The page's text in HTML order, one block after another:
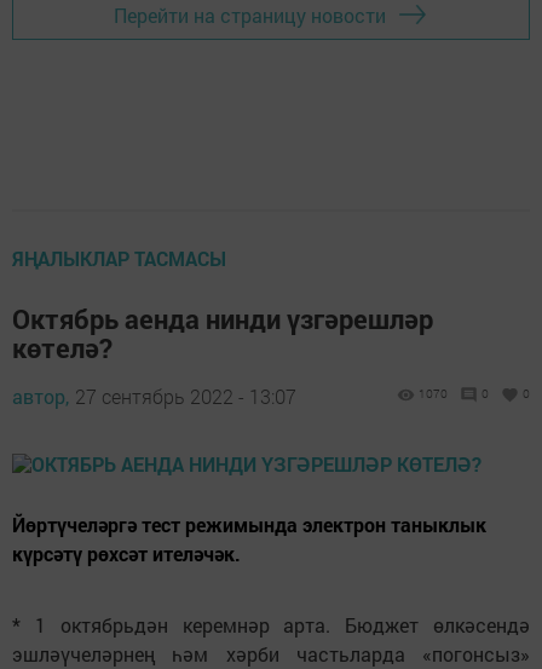
Перейти на страницу новости
ЯҢАЛЫКЛАР ТАСМАСЫ
Октябрь аенда нинди үзгәрешләр
көтелә?
автор, 27 сентябрь 2022 - 13:07 1070 0 0
Йөртүчеләргә тест режимында электрон таныклык
күрсәтү рөхсәт ителәчәк.
* 1 октябрьдән керемнәр арта. Бюджет өлкәсендә
эшләүчеләрнең һәм хәрби частьларда «погонсыз»